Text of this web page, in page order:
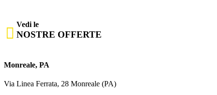

Vedi le
NOSTRE OFFERTE
Monreale, PA
Via Linea Ferrata, 28 Monreale (PA)